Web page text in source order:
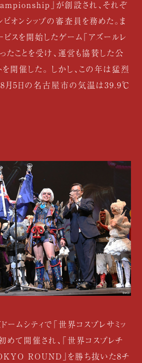
」が創設され、それぞ
オンシップの審査員を務めた。ま
スを開始したゲーム「アズールレ
たことを受け、運営も協賛した公
を開催した。 しかし、この年は猛烈
8月5日の名古屋市の気温は39.9℃
ームシティで「世界コスプレサミッ
て開催され、「世界コスプレチ
ROUND」を勝ち抜いた8チ